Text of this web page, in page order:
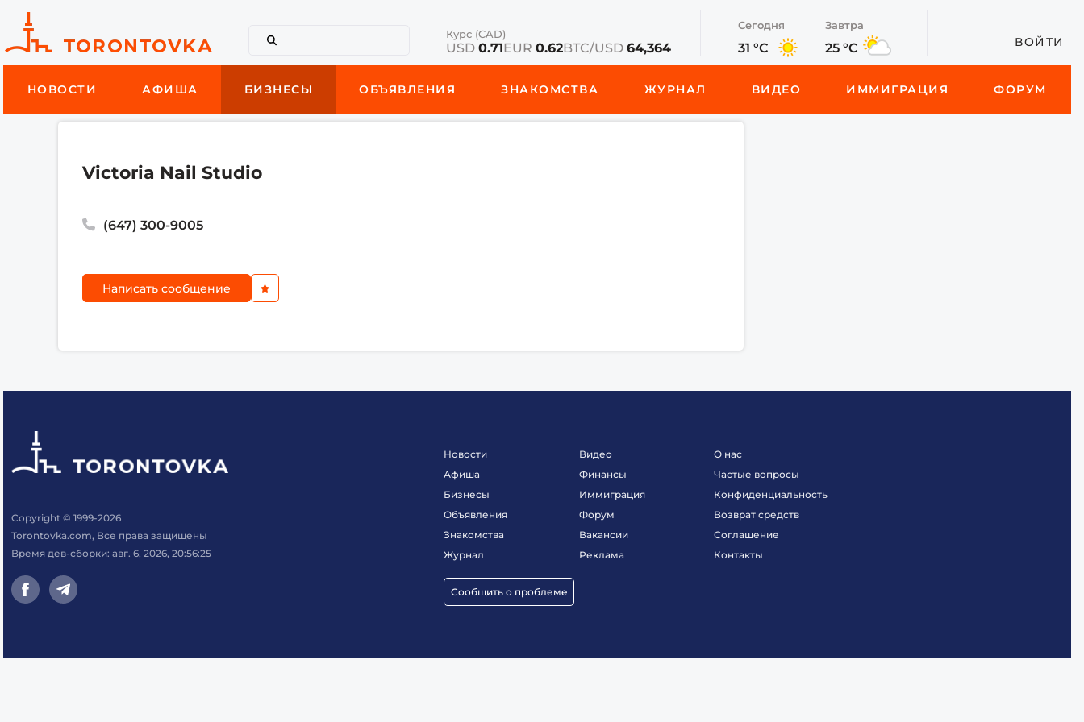
Курс (CAD)
USD0.71EUR0.62BTC/USD64,364
Сегодня
31 °C
Завтра
25 °C ВОЙТИ
НОВОСТИ АФИША БИЗНЕСЫ ОБЪЯВЛЕНИЯ ЗНАКОМСТВА ЖУРНАЛ ВИДЕО ИММИГРАЦИЯ ФОРУМ
Victoria Nail Studio
(647) 300-9005
Написать сообщение
Copyright © 1999-2026
Torontovka.com, Все права защищены
Время дев-сборки: авг. 6, 2026, 20:56:25
Новости
Афиша
Бизнесы
Объявления
Знакомства
Журнал
Сообщить о проблеме
Видео
Финансы
Иммиграция
Форум
Вакансии
Реклама
О нас
Частые вопросы
Конфиденциальность
Возврат средств
Соглашение
Контакты